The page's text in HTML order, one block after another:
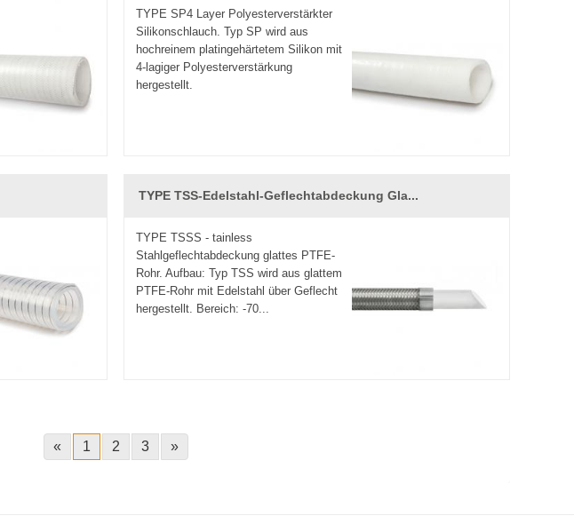
TYPE SP4 Layer Polyesterverstärkter
Silikonschlauch. Typ SP wird aus
hochreinem platingehärtetem Silikon mit
4-lagiger Polyesterverstärkung
hergestellt.
TYPE TSS-Edelstahl-Geflechtabdeckung Gla...
TYPE TSSS - tainless
Stahlgeflechtabdeckung glattes PTFE-
Rohr. Aufbau: Typ TSS wird aus glattem
PTFE-Rohr mit Edelstahl über Geflecht
hergestellt. Bereich: -70...
« 1 2 3 »